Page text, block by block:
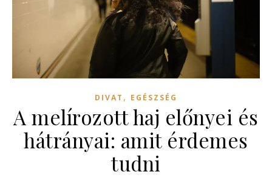
DIVAT , EGÉSZSÉG
A melírozott haj előnyei és
hátrányai: amit érdemes
tudni